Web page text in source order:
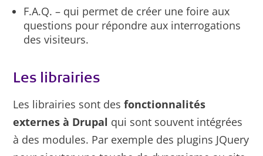
F.A.Q. – qui permet de créer une foire aux
questions pour répondre aux interrogations
des visiteurs.
Les librairies
Les librairies sont des fonctionnalités
externes à Drupal qui sont souvent intégrées
à des modules. Par exemple des plugins JQuery